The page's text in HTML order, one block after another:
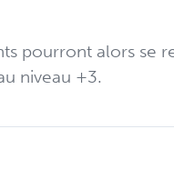
voor de
Halle, Beersel,
Zennevallei,
pourront alors se
niveau +3.